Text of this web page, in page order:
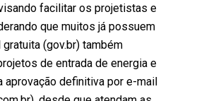
facilitar os projetistas e
que muitos já possuem
(gov.br) também
de entrada de energia e
aprovação definitiva por e-mail